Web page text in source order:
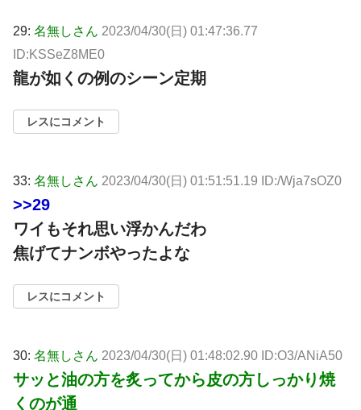
29: 名無しさん 2023/04/30(日) 01:47:36.77
ID:KSSeZ8ME0
龍が如くの例のシーン定期
レスにコメント
33: 名無しさん 2023/04/30(日) 01:51:51.19 ID:/Wja7sOZ0
>>29
ワイもそれ思い浮かんだわ
焦げてナンボやったよな
レスにコメント
30: 名無しさん 2023/04/30(日) 01:48:02.90 ID:O3/ANiA50
サッと油の方を炙ってから皮の方しっかり焼
くのが通